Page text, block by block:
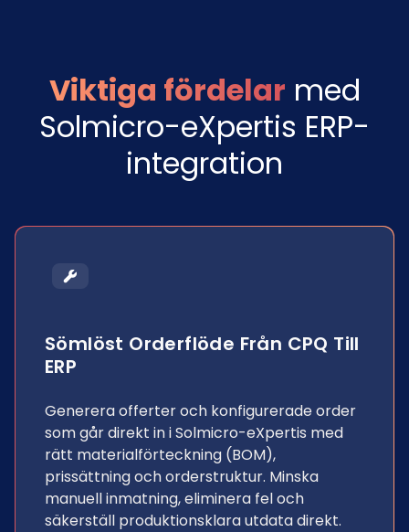
Viktiga fördelar med
Solmicro-eXpertis ERP-
integration
Sömlöst Orderflöde Från CPQ Till
ERP
Generera offerter och konfigurerade order
som går direkt in i Solmicro-eXpertis med
rätt materialförteckning (BOM),
prissättning och orderstruktur. Minska
manuell inmatning, eliminera fel och
säkerställ produktionsklara utdata direkt.